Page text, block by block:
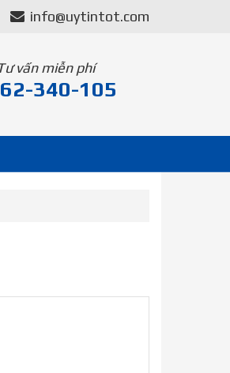
info@uytintot.com
vấn miễn phí
340-105